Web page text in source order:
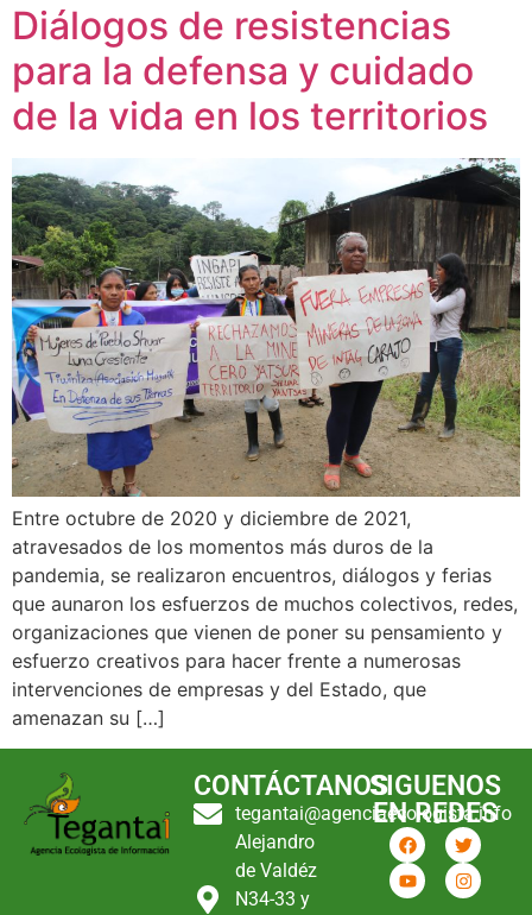
Diálogos de resistencias
para la defensa y cuidado
de la vida en los territorios
Entre octubre de 2020 y diciembre de 2021,
atravesados de los momentos más duros de la
pandemia, se realizaron encuentros, diálogos y ferias
que aunaron los esfuerzos de muchos colectivos, redes,
organizaciones que vienen de poner su pensamiento y
esfuerzo creativos para hacer frente a numerosas
intervenciones de empresas y del Estado, que
amenazan su […]
CONTÁCTANOS
tegantai@agenciaecologista.info
Alejandro
de Valdéz
N34-33 y
SIGUENOS
EN REDES